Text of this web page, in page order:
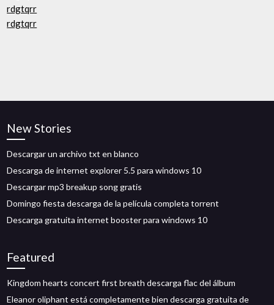
rdgtqrr
rdgtqrr
New Stories
Descargar un archivo txt en blanco
Descarga de internet explorer 5.5 para windows 10
Descargar mp3 breakup song gratis
Domingo fiesta descarga de la película completa torrent
Descarga gratuita internet booster para windows 10
Featured
Kingdom hearts concert first breath descarga flac del álbum
Eleanor oliphant está completamente bien descarga gratuita de